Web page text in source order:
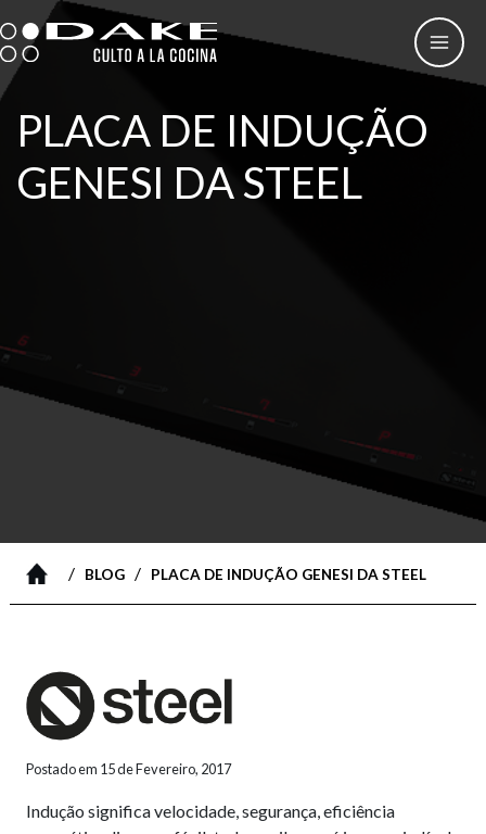
to
content
PLACA DE INDUÇÃO
GENESI DA STEEL
/ BLOG/ PLACA DE INDUÇÃO GENESI DA STEEL
Postado em 15 de Fevereiro, 2017
Indução significa velocidade, segurança, eficiência